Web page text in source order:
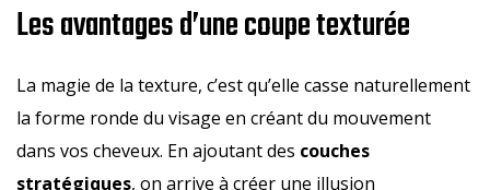
Les avantages d’une coupe texturée
La magie de la texture, c’est qu’elle casse naturellement
la forme ronde du visage en créant du mouvement
dans vos cheveux. En ajoutant des couches
stratégiques, on arrive à créer une illusion